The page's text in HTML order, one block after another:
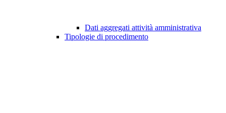
Dati aggregati attività amministrativa
Tipologie di procedimento